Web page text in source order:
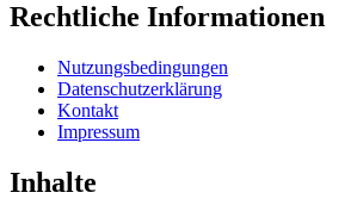
Rechtliche Informationen
Nutzungsbedingungen
Datenschutzerklärung
Kontakt
Impressum
Inhalte